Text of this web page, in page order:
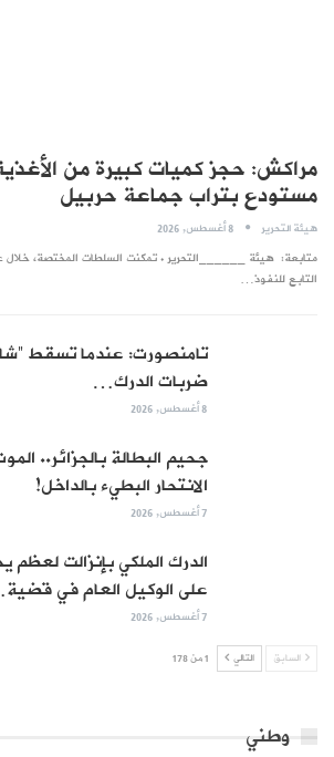
مراكش: حجز كميات كبيرة من
مستودع بتراب جماعة حربيل
هيئة التحرير 8 أغسطس, 2026
متابعة: هيئة ______التحرير . تمكنت السلطات المختصة، خلال
التابع للنفوذ…
تامنصورت: عندما تسقط
ضربات الدرك…
8 أغسطس, 2026
جحيم البطالة بالجزائر..
الانتحار البطيء بالداخل!
7 أغسطس, 2026
الدرك الملكي بإنزالت
على الوكيل العام في
7 أغسطس, 2026
السابق التالي 1 من 178
وطني